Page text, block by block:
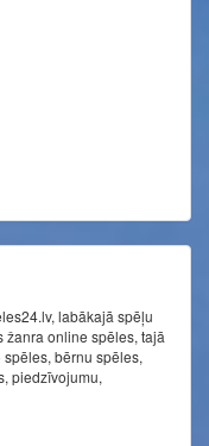
labākajā spēļu
žanra online spēles, tajā
bērnu spēles,
piedzīvojumu,